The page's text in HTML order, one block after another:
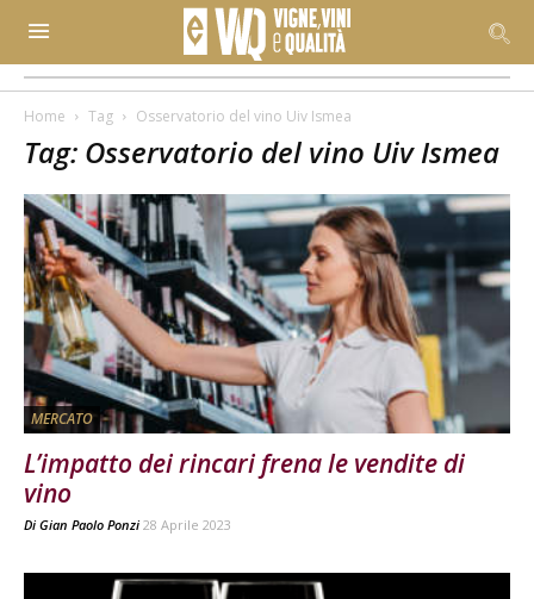
Home Tag Osservatorio del vino Uiv Ismea
Tag: Osservatorio del vino Uiv Ismea
MERCATO
L’impatto dei rincari frena le vendite di
vino
Di Gian Paolo Ponzi 28 Aprile 2023